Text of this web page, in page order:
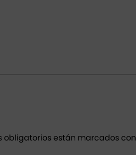
obligatorios están marcados con